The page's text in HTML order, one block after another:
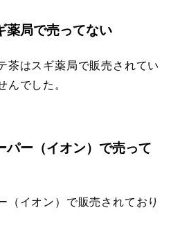
薬局で売ってない
茶はスギ薬局で販売されてい
んでした。
パー（イオン）で売って
（イオン）で販売されており